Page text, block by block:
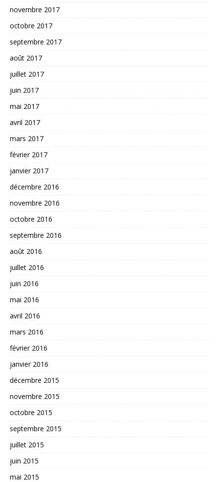
novembre 2017
octobre 2017
septembre 2017
août 2017
juillet 2017
juin 2017
mai 2017
avril 2017
mars 2017
février 2017
janvier 2017
décembre 2016
novembre 2016
octobre 2016
septembre 2016
août 2016
juillet 2016
juin 2016
mai 2016
avril 2016
mars 2016
février 2016
janvier 2016
décembre 2015
novembre 2015
octobre 2015
septembre 2015
juillet 2015
juin 2015
mai 2015